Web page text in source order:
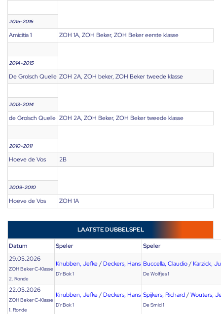
2015-2016
Amicitia 1 ZOH 1A, ZOH Beker, ZOH Beker eerste klasse
2014-2015
De Grolsch Quelle ZOH 2A, ZOH beker, ZOH Beker tweede klasse
2013-2014
de Grolsch Quelle ZOH 2A, ZOH Beker, ZOH Beker tweede klasse
2010-2011
Hoeve de Vos 2B
2009-2010
Hoeve de Vos ZOH 1A
LAATSTE DUBBELSPEL
Datum Speler
Speler
29.05.2026
ZOH Beker C-Klasse
2. Ronde
Knubben, Jefke/ Deckers, Hans
D'r Bok 1
Buccella, Claudio/ Karzick,
De Wolfjes 1
22.05.2026
ZOH Beker C-Klasse
1. Ronde
Knubben, Jefke/ Deckers, Hans
D'r Bok 1
Spijkers, Richard/Wouters,
De Smid 1